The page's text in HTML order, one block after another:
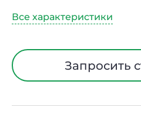
Угол рассеивания
Диапазон рабочих
температурЗапросить